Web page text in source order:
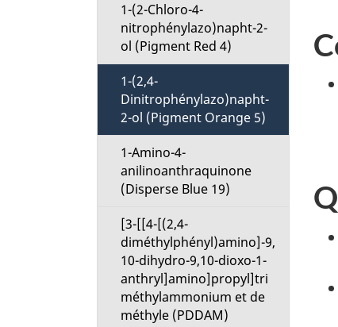
1-(2-Chloro-4-
nitrophénylazo)napht-2-
ol (Pigment Red 4)
1-(2,4-
Dinitrophénylazo)napht-
2-ol (Pigment Orange 5)
1-Amino-4-
anilinoanthraquinone
(Disperse Blue 19)
[3-[[4-[(2,4-
diméthylphényl)amino]-9,
10-dihydro-9,10-dioxo-1-
anthryl]amino]propyl]tri
méthylammonium et de
méthyle (PDDAM)